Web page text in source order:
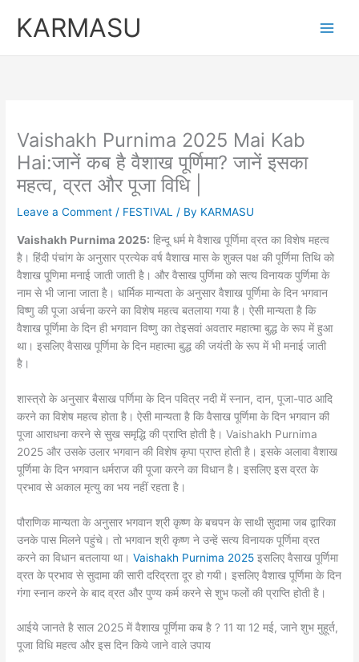
KARMASU
Vaishakh Purnima 2025 Mai Kab
Hai:जानें कब है वैशाख पूर्णिमा? जानें इसका
महत्व, व्रत और पूजा विधि |
Leave a Comment / FESTIVAL / By KARMASU
Vaishakh Purnima 2025: हिन्दू धर्म मे वैशाख पूर्णिमा व्रत का विशेष महत्व
है। हिंदी पंचांग के अनुसार प्रत्येक वर्ष वैशाख मास के शुक्ल पक्ष की पूर्णिमा तिथि को
वैशाख पू्णिमा मनाई जाती जाती है। और वैसाख पुर्णिमा को सत्य विनायक पुर्णिमा के
नाम से भी जाना जाता है। धार्मिक मान्यता के अनुसार वैशाख पूर्णिमा के दिन भगवान
विष्णु की पूजा अर्चना करने का विशेष महत्व बतलाया गया है। ऐसी मान्यता है कि
वैशाख पूर्णिमा के दिन ही भगवान विष्णु का तेइसवां अवतार महात्मा बुद्ध के रूप में हुआ
था। इसलिए वैसाख पूर्णिमा के दिन महात्मा बुद्ध की जयंती के रूप में भी मनाई जाती
है।
शास्त्रो के अनुसार बैसाख पर्णिमा के दिन पवित्र नदी में स्नान, दान, पूजा-पाठ आदि
करने का विशेष महत्व होता है। ऐसी मान्यता है कि वैसाख पूर्णिमा के दिन भगवान की
पूजा आराधना करने से सुख समृद्धि की प्राप्ति होती है। Vaishakh Purnima
2025 और उसके उलार भगवान की विशेष कृपा प्राप्त होती है। इसके अलावा वैशाख
पूर्णिमा के दिन भगवान धर्मराज की पूजा करने का विधान है। इसलिए इस व्रत के
प्रभाव से अकाल मृत्यु का भय नहीं रहता है।
पौराणिक मान्यता के अनुसार भगवान श्री कृष्ण के बचपन के साथी सुदामा जब द्वारिका
उनके पास मिलने पहुंचे। तो भगवान श्री कृष्ण ने उन्हें सत्य विनायक पूर्णिमा व्रत
करने का विधान बतलाया था।Vaishakh Purnima 2025 इसलिए वैसाख पूर्णिमा
व्रत के प्रभाव से सुदामा की सारी दरिद्रता दूर हो गयी। इसलिए वैशाख पूर्णिमा के दिन
गंगा स्नान करने के बाद व्रत और पुण्य कर्म करने से शुभ फलों की प्राप्ति होती है।
आईये जानते है साल 2025 में वैशाख पूर्णिमा कब है ? 11 या 12 मई, जाने शुभ मुहूर्त,
पूजा विधि महत्व और इस दिन किये जाने वाले उपाय